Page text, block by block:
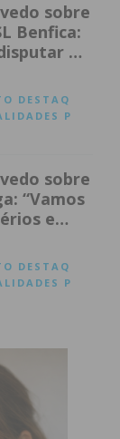
sobre
Benfica:
o
DESTAQ
P
sobre
“Vamos
e
DESTAQ
P